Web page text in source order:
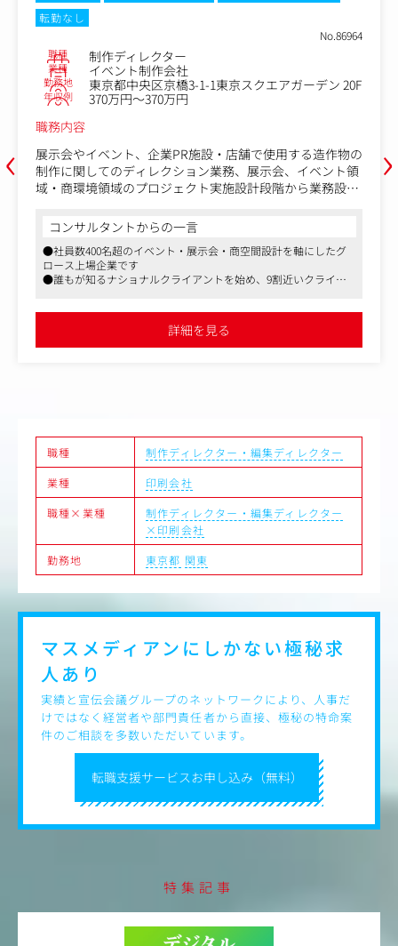
‹
転勤なし
No.86964
職種 制作ディレクター
業種 イベント制作会社
勤務地 東京都中央区京橋3-1-1東京スクエアガーデン 20F
年収例
370万円～370万円
職務内容
展示会やイベント、企業PR施設・店舗で使用する造作物の
制作に関してのディレクション業務、展示会、イベント領
域・商環境領域のプロジェクト実施設計段階から業務設計
す。
【具体的には】
・現場施工管理業務
・制作管理業務
コンサルタントからの一言
●社員数400名超のイベント・展示会・商空間設計を軸にしたグ
ロース上場企業です
●誰もが知るナショナルクライアントを始め、9割近いクライア
●残業代は実働分全額支給、フレックスタイム制と働きやすい制
詳細を見る
›
職種
制作ディレクター・編集ディレクター
業種
印刷会社
職種×業種
制作ディレクター・編集ディレクター
×印刷会社
勤務地
東京都 関東
転職支援サービスお申し込み（無料）
マスメディアンにしかない極秘求
人あり
実績と宣伝会議グループのネットワークにより、人事だ
けではなく経営者や部門責任者から直接、極秘の特命案
件のご相談を多数いただいています。
特集記事